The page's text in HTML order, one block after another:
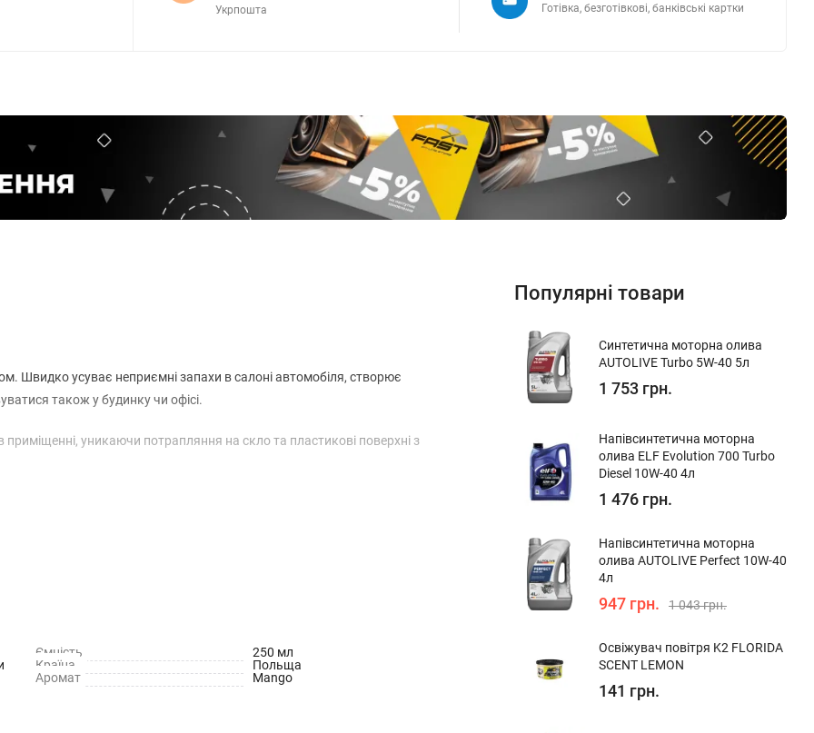
Укрпошта
Готівка, безготівкові, банківські картки
Швидко усуває неприємні запахи в салоні автомобіля, створює
також у будинку чи офісі.
приміщенні, уникаючи потрапляння на скло та пластикові поверхні з
Ємність
250 мл
Країна
Польща
Аромат
Mango
Популярні товари
Синтетична моторна олива
AUTOLIVE Turbo 5W-40 5л
1 753 грн.
Напівсинтетична моторна
олива ELF Evolution 700 Turbo
Diesel 10W-40 4л
1 476 грн.
Напівсинтетична моторна
олива AUTOLIVE Perfect 10W-40
4л
947 грн. 1 043 грн.
Освіжувач повітря K2 FLORIDA
SCENT LEMON
141 грн.